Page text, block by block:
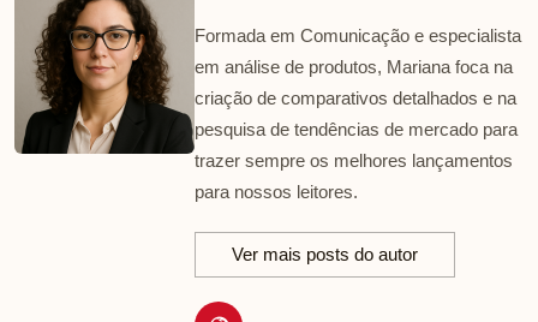
Formada em Comunicação e especialista
em análise de produtos, Mariana foca na
criação de comparativos detalhados e na
pesquisa de tendências de mercado para
trazer sempre os melhores lançamentos
para nossos leitores.
Ver mais posts do autor